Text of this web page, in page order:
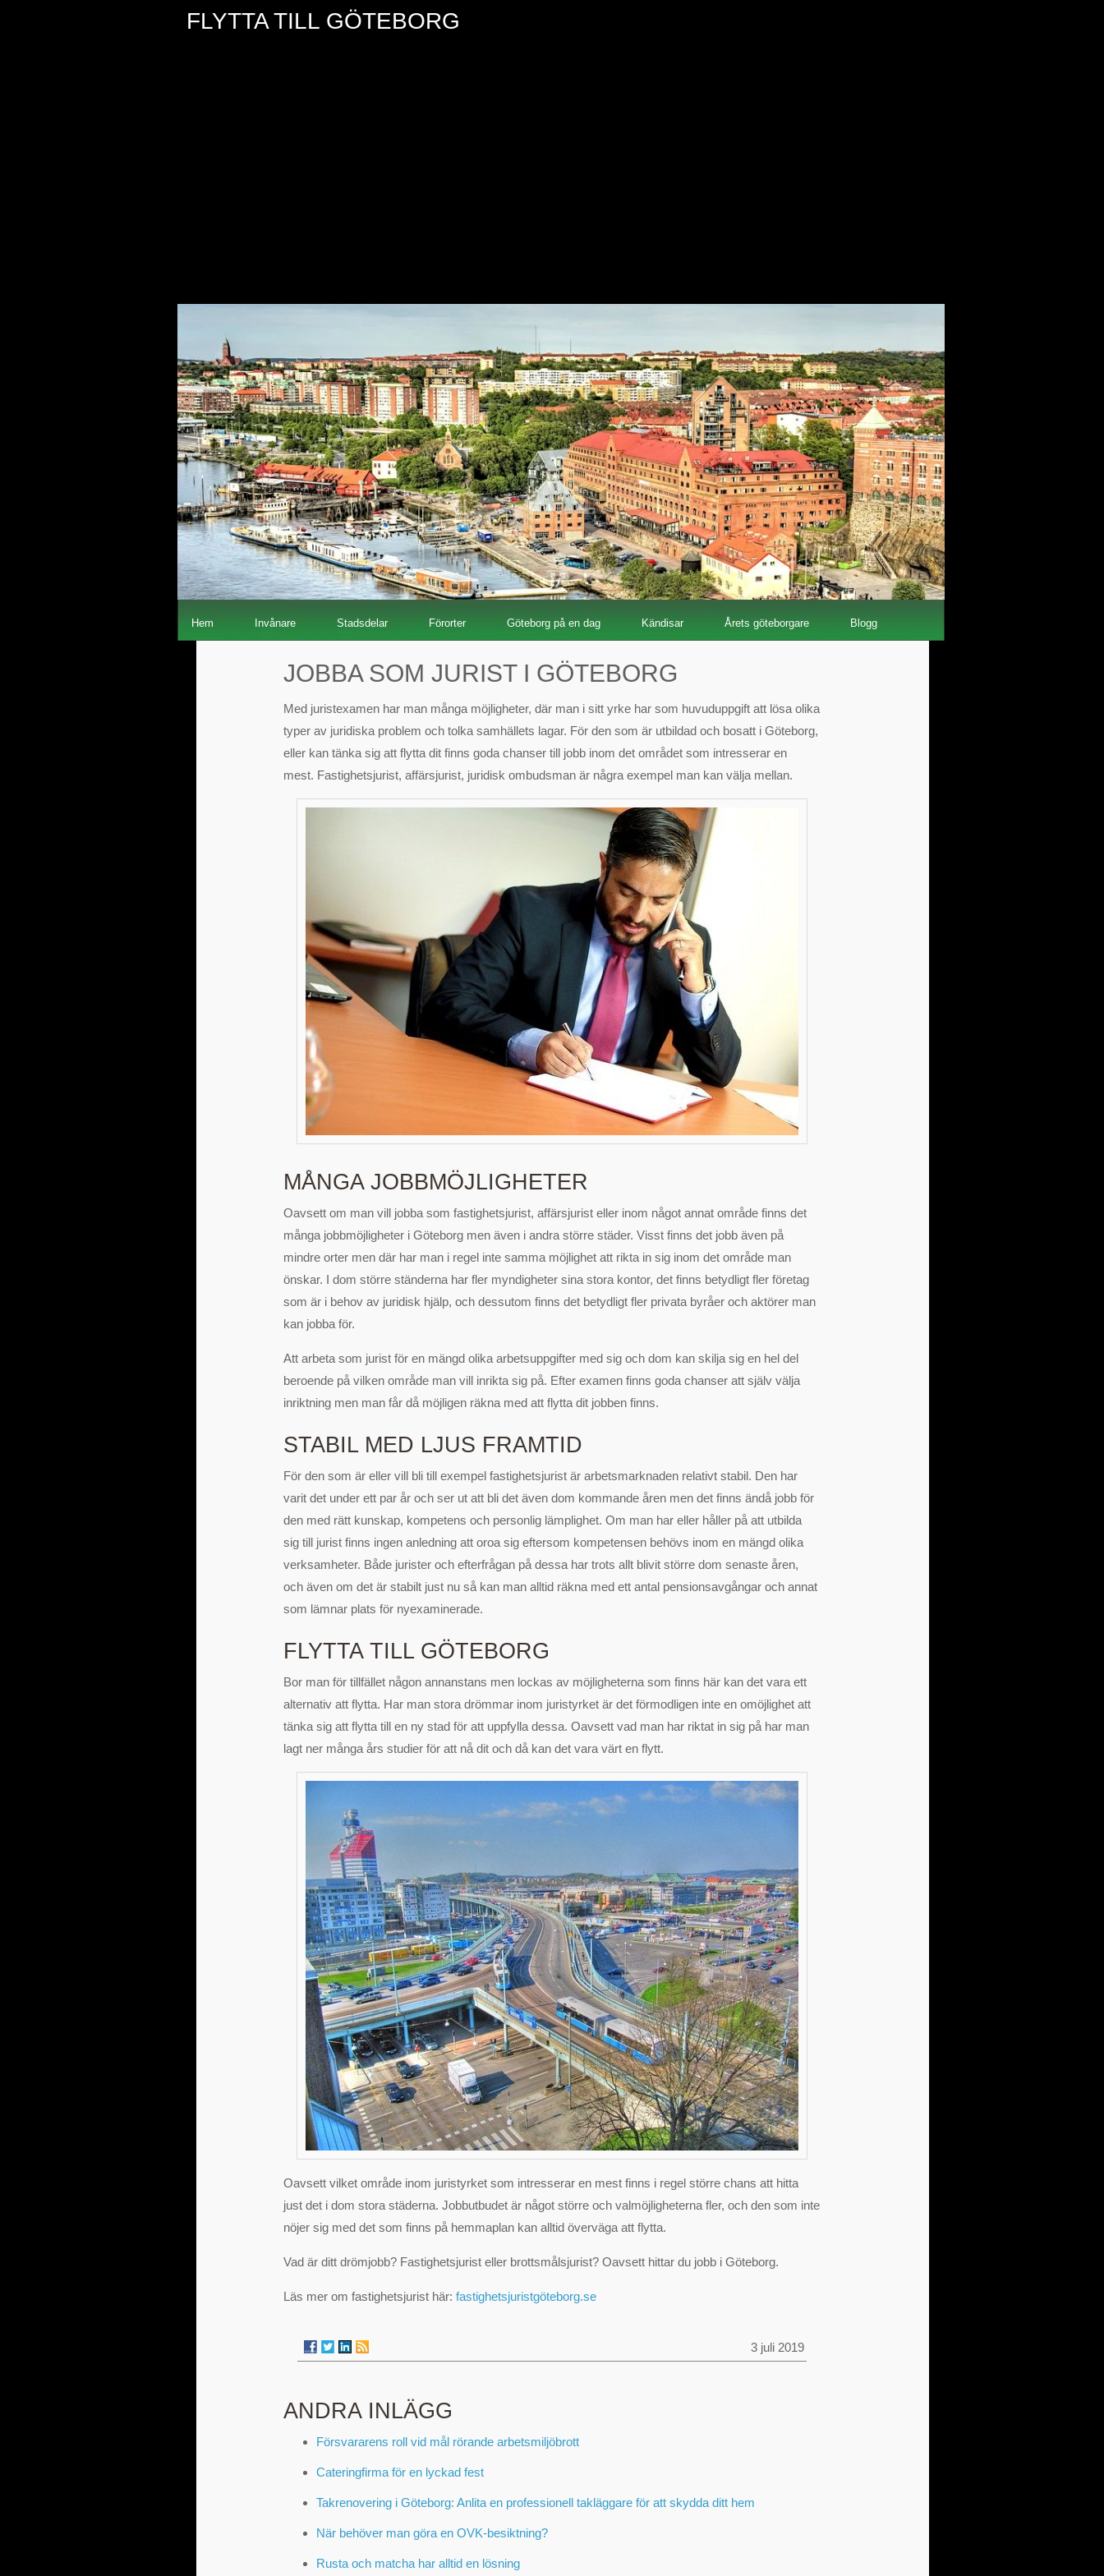
FLYTTA TILL GÖTEBORG
Hem Invånare Stadsdelar Förorter Göteborg på en dag Kändisar Årets göteborgare Blogg
JOBBA SOM JURIST I GÖTEBORG
Med juristexamen har man många möjligheter, där man i sitt yrke har som huvuduppgift att lösa olika
typer av juridiska problem och tolka samhällets lagar. För den som är utbildad och bosatt i Göteborg,
eller kan tänka sig att flytta dit finns goda chanser till jobb inom det området som intresserar en
mest. Fastighetsjurist, affärsjurist, juridisk ombudsman är några exempel man kan välja mellan.
MÅNGA JOBBMÖJLIGHETER
Oavsett om man vill jobba som fastighetsjurist, affärsjurist eller inom något annat område finns det
många jobbmöjligheter i Göteborg men även i andra större städer. Visst finns det jobb även på
mindre orter men där har man i regel inte samma möjlighet att rikta in sig inom det område man
önskar. I dom större ständerna har fler myndigheter sina stora kontor, det finns betydligt fler företag
som är i behov av juridisk hjälp, och dessutom finns det betydligt fler privata byråer och aktörer man
kan jobba för.
Att arbeta som jurist för en mängd olika arbetsuppgifter med sig och dom kan skilja sig en hel del
beroende på vilken område man vill inrikta sig på. Efter examen finns goda chanser att själv välja
inriktning men man får då möjligen räkna med att flytta dit jobben finns.
STABIL MED LJUS FRAMTID
För den som är eller vill bli till exempel fastighetsjurist är arbetsmarknaden relativt stabil. Den har
varit det under ett par år och ser ut att bli det även dom kommande åren men det finns ändå jobb för
den med rätt kunskap, kompetens och personlig lämplighet. Om man har eller håller på att utbilda
sig till jurist finns ingen anledning att oroa sig eftersom kompetensen behövs inom en mängd olika
verksamheter. Både jurister och efterfrågan på dessa har trots allt blivit större dom senaste åren,
och även om det är stabilt just nu så kan man alltid räkna med ett antal pensionsavgångar och annat
som lämnar plats för nyexaminerade.
FLYTTA TILL GÖTEBORG
Bor man för tillfället någon annanstans men lockas av möjligheterna som finns här kan det vara ett
alternativ att flytta. Har man stora drömmar inom juristyrket är det förmodligen inte en omöjlighet att
tänka sig att flytta till en ny stad för att uppfylla dessa. Oavsett vad man har riktat in sig på har man
lagt ner många års studier för att nå dit och då kan det vara värt en flytt.
Oavsett vilket område inom juristyrket som intresserar en mest finns i regel större chans att hitta
just det i dom stora städerna. Jobbutbudet är något större och valmöjligheterna fler, och den som inte
nöjer sig med det som finns på hemmaplan kan alltid överväga att flytta.
Vad är ditt drömjobb? Fastighetsjurist eller brottsmålsjurist? Oavsett hittar du jobb i Göteborg.
Läs mer om fastighetsjurist här:fastighetsjuristgöteborg.se
3 juli 2019
ANDRA INLÄGG
Försvararens roll vid mål rörande arbetsmiljöbrott
Cateringfirma för en lyckad fest
Takrenovering i Göteborg: Anlita en professionell takläggare för att skydda ditt hem
När behöver man göra en OVK-besiktning?
Rusta och matcha har alltid en lösning